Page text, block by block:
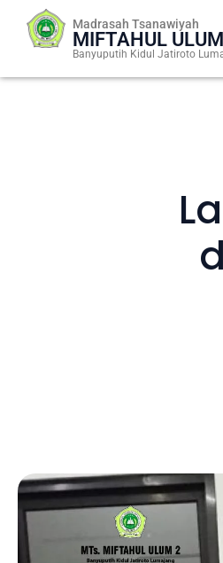
Madrasah Tsanawiyah
MIFTAHUL
Banyuputih Kidul Jatiroto